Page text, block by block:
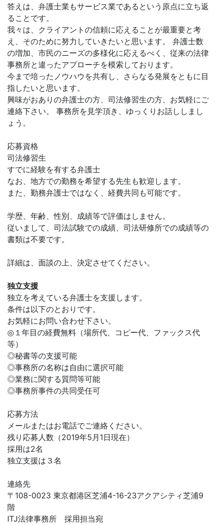
答えは、弁護士業もサービス業であるという原点に立ち返
ることです。
我々は、クライアントの信頼に応えることが最重要と考
え、そのために努力していきたいと思います。 弁護士数
の増加、市民のニーズの多様化に応えるべく、従来の法律
事務所と違ったアプローチを模索しております。
今まで培ったノウハウを共有し、さらなる発展をともに目
指したいと思います。
興味がおありの弁護士の方、司法修習生の方、お気軽にご
連絡下さい。 事務所を見学頂き、ゆっくりお話ししまし
ょう。
応募資格
司法修習生
すでに経験を有する弁護士
なお、地方での勤務を希望する先生も歓迎します。
また、勤務弁護士ではなく、経費共同も可能です。
学歴、年齢、性別、成績等で評価はしません。
従いまして、司法試験での成績、司法研修所での成績等の
書類は不要です。
詳細は、面談の上、決定させてください。
独立支援
独立を考えている弁護士を支援します。
条件は以下のとおりです。
お気軽にお問い合わせ下さい。
◎１年目の経費無料（場所代、コピー代、ファックス代
等）
◎秘書等の支援可能
◎事務所の名称は自由に選択可能
◎業務に関する質問等可能
◎事務所事件の共同受任可
応募方法
メールまたはお電話でご連絡ください。
残り応募人数（2019年5月1日現在）
採用は2名
独立支援は３名
連絡先
〒108-0023 東京都港区芝浦4-16-23アクアシティ芝浦9
階
ITJ法律事務所 採用担当宛